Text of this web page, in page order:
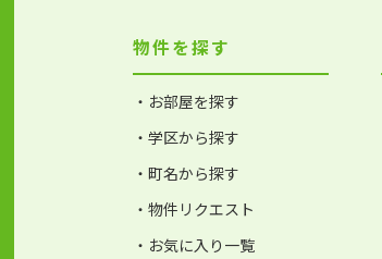
物件を探す
・お部屋を探す
・学区から探す
・町名から探す
・物件リクエスト
・お気に入り一覧